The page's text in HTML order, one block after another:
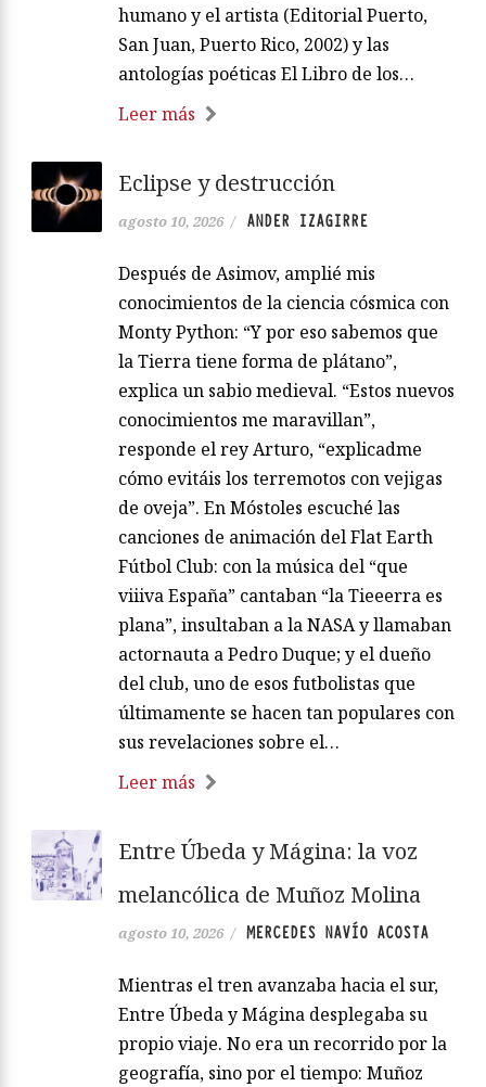
humano y el artista (Editorial Puerto,
San Juan, Puerto Rico, 2002) y las
antologías poéticas El Libro de los…
Leer más
Eclipse y destrucción
agosto 10, 2026 / ANDER IZAGIRRE
Después de Asimov, amplié mis
conocimientos de la ciencia cósmica con
Monty Python: “Y por eso sabemos que
la Tierra tiene forma de plátano”,
explica un sabio medieval. “Estos nuevos
conocimientos me maravillan”,
responde el rey Arturo, “explicadme
cómo evitáis los terremotos con vejigas
de oveja”. En Móstoles escuché las
canciones de animación del Flat Earth
Fútbol Club: con la música del “que
viiiva España” cantaban “la Tieeerra es
plana”, insultaban a la NASA y llamaban
actornauta a Pedro Duque; y el dueño
del club, uno de esos futbolistas que
últimamente se hacen tan populares con
sus revelaciones sobre el…
Leer más
Entre Úbeda y Mágina: la voz
melancólica de Muñoz Molina
agosto 10, 2026 / MERCEDES NAVÍO ACOSTA
Mientras el tren avanzaba hacia el sur,
Entre Úbeda y Mágina desplegaba su
propio viaje. No era un recorrido por la
geografía, sino por el tiempo: Muñoz